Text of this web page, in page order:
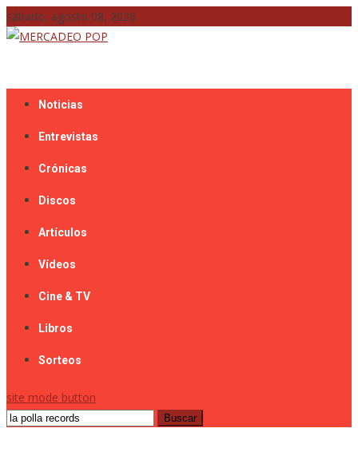
Skip
to
sábado, agosto 08, 2026
Noticias
Entrevistas
Crónicas
Discos
Artículos
Vídeos
Cine & TV
Libros
Sorteos
site mode button
Buscar: